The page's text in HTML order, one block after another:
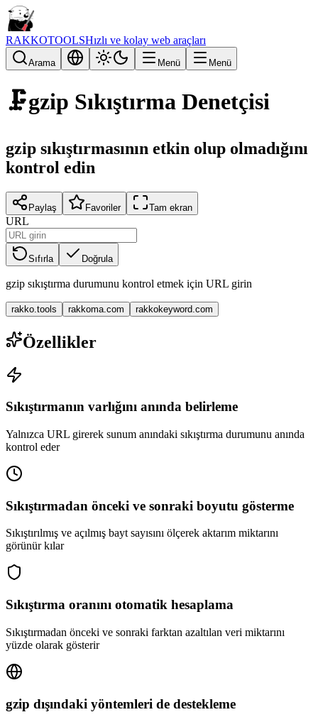
RAKKOTOOLSHızlı ve kolay web araçları
Arama Menü Menü
🗜️gzip Sıkıştırma Denetçisi
gzip sıkıştırmasının etkin olup olmadığını
kontrol edin
Paylaş Favoriler Tam ekran
URL
Sıfırla Doğrula
gzip sıkıştırma durumunu kontrol etmek için URL girin
rakko.tools rakkoma.com rakkokeyword.com
Özellikler
Sıkıştırmanın varlığını anında belirleme
Yalnızca URL girerek sunum anındaki sıkıştırma durumunu anında
kontrol eder
Sıkıştırmadan önceki ve sonraki boyutu gösterme
Sıkıştırılmış ve açılmış bayt sayısını ölçerek aktarım miktarını
görünür kılar
Sıkıştırma oranını otomatik hesaplama
Sıkıştırmadan önceki ve sonraki farktan azaltılan veri miktarını
yüzde olarak gösterir
gzip dışındaki yöntemleri de destekleme